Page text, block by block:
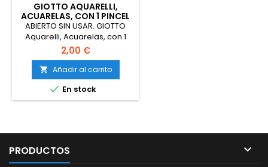
GIOTTO AQUARELLI,
ACUARELAS, CON 1 PINCEL
INCLUIDO
ABIERTO SIN USAR. GIOTTO
Aquarelli, Acuarelas, con 1
pincel incluido, diámetro
pastilla 30mm, Colores
Surtidos, 12 uds.
2,00 €
 Añadir al carrito
 En stock
PRODUCTOS 